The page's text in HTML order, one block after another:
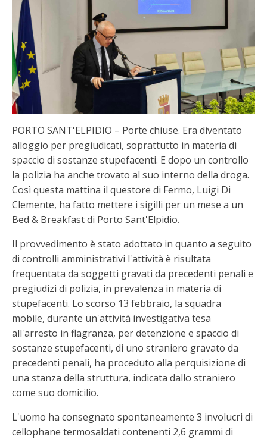
PORTO SANT'ELPIDIO – Porte chiuse. Era diventato
alloggio per pregiudicati, soprattutto in materia di
spaccio di sostanze stupefacenti. E dopo un controllo
la polizia ha anche trovato al suo interno della droga.
Così questa mattina il questore di Fermo, Luigi Di
Clemente, ha fatto mettere i sigilli per un mese a un
Bed & Breakfast di Porto Sant'Elpidio.
Il provvedimento è stato adottato in quanto a seguito
di controlli amministrativi l'attività è risultata
frequentata da soggetti gravati da precedenti penali e
pregiudizi di polizia, in prevalenza in materia di
stupefacenti. Lo scorso 13 febbraio, la squadra
mobile, durante un'attività investigativa tesa
all'arresto in flagranza, per detenzione e spaccio di
sostanze stupefacenti, di uno straniero gravato da
precedenti penali, ha proceduto alla perquisizione di
una stanza della struttura, indicata dallo straniero
come suo domicilio.
L'uomo ha consegnato spontaneamente 3 involucri di
cellophane termosaldati contenenti 2,6 grammi di